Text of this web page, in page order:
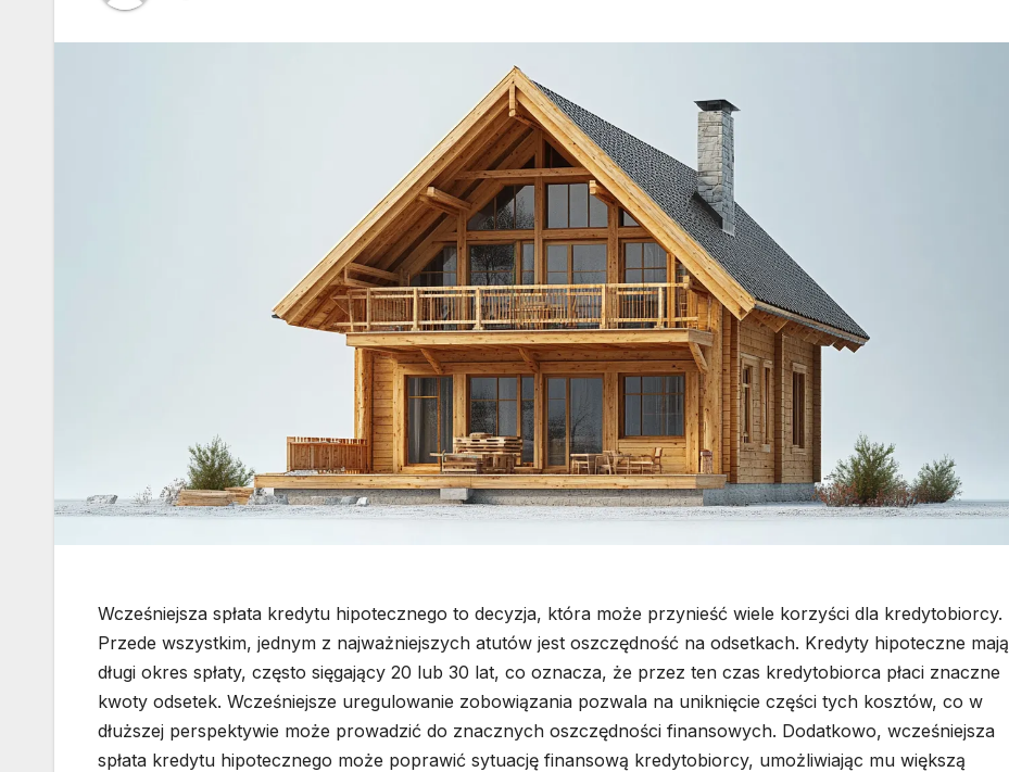
Wcześniejsza spłata kredytu hipotecznego to decyzja, która może przynieść wiele korzyści dla kredytobiorcy.
Przede wszystkim, jednym z najważniejszych atutów jest oszczędność na odsetkach. Kredyty hipoteczne mają
długi okres spłaty, często sięgający 20 lub 30 lat, co oznacza, że przez ten czas kredytobiorca płaci znaczne
kwoty odsetek. Wcześniejsze uregulowanie zobowiązania pozwala na uniknięcie części tych kosztów, co w
dłuższej perspektywie może prowadzić do znacznych oszczędności finansowych. Dodatkowo, wcześniejsza
spłata kredytu hipotecznego może poprawić sytuację finansową kredytobiorcy, umożliwiając mu większą